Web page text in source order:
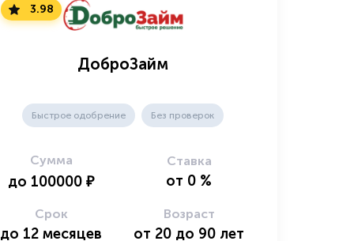
3.98
ДоброЗайм
Быстрое одобрение Без проверок
Сумма
до 100000 ₽
Ставка
от 0 %
Срок
до 12 месяцев
Возраст
от 20 до 90 лет